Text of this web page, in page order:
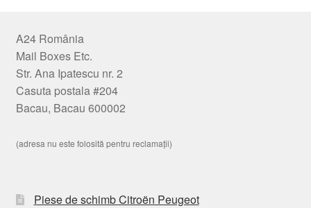
A24 România
Mail Boxes Etc.
Str. Ana Ipatescu nr. 2
Casuta postala #204
Bacau, Bacau 600002
(adresa nu este folosită pentru reclamații)
Piese de schimb Citroën Peugeot